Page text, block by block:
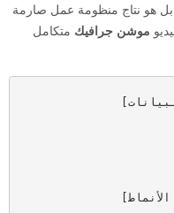
هو نتاج منظومة عمل صارمة
موشن جرافيك متكامل